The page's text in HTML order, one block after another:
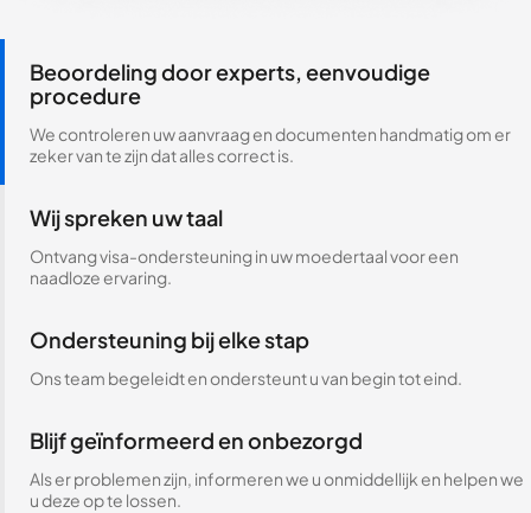
Beoordeling door experts, eenvoudige
procedure
We controleren uw aanvraag en documenten handmatig om er
zeker van te zijn dat alles correct is.
Wij spreken uw taal
Ontvang visa-ondersteuning in uw moedertaal voor een
naadloze ervaring.
Ondersteuning bij elke stap
Ons team begeleidt en ondersteunt u van begin tot eind.
Blijf geïnformeerd en onbezorgd
Als er problemen zijn, informeren we u onmiddellijk en helpen we
u deze op te lossen.